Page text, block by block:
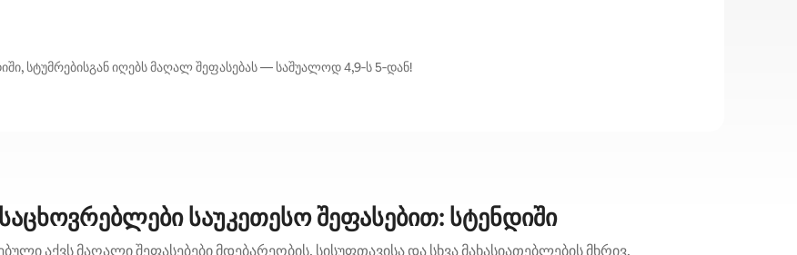
სტუმრებისგან იღებს მაღალ შეფასებას — საშუალოდ 4,9‑ს 5‑დან!
საუკეთესო შეფასებით: სტენდიში
აქვს მაღალი შეფასებები მდებარეობის, სისუფთავისა და სხვა მახასიათებლების მხრივ.